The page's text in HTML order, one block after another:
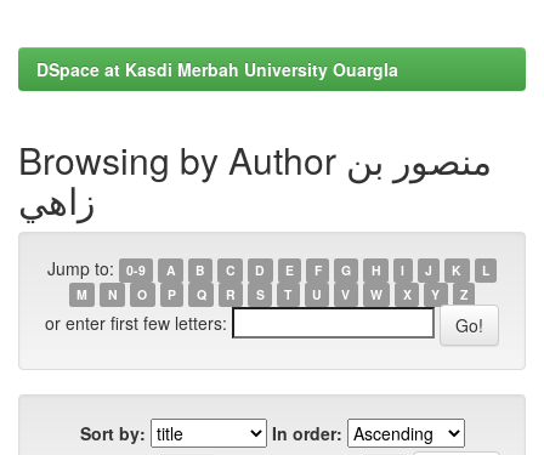
DSpace at Kasdi Merbah University Ouargla
Browsing by Author منصور بن
زاهي
Jump to: 0-9 A B C D E F G H I J K
L
M
N O P Q R S T U V W X Y Z
or enter first few letters:
Sort by:
In order: